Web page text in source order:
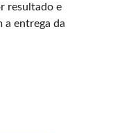
resultado e
a entrega da